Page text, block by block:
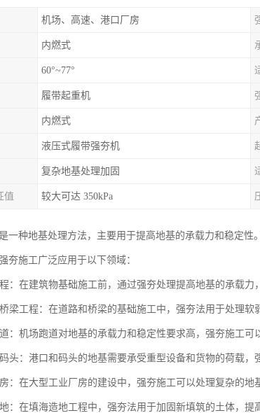
机场、高速、港口厂房
内燃式
60°~77°
履带起重机
内燃式
液压式履带强夯机
复杂地基处理加固
值 较大可达 350kPa
一种地基处理方法，主要用于提高地基的承载力和稳定
夯施工广泛应用于以下领域：
：在建筑物基础施工前，通过强夯处理提高地基的承载力
梁工程：在道路和桥梁的基础施工中，强夯法用于处理软
：机场跑道对地基的承载力和稳定性要求高，强夯施工可
头：港口和码头的地基需要承受重型设备和货物的荷载，
：在大型工业厂房的建设中，强夯施工可以处理复杂的地
：在填海造地工程中，强夯法用于加固新填筑的土体，提